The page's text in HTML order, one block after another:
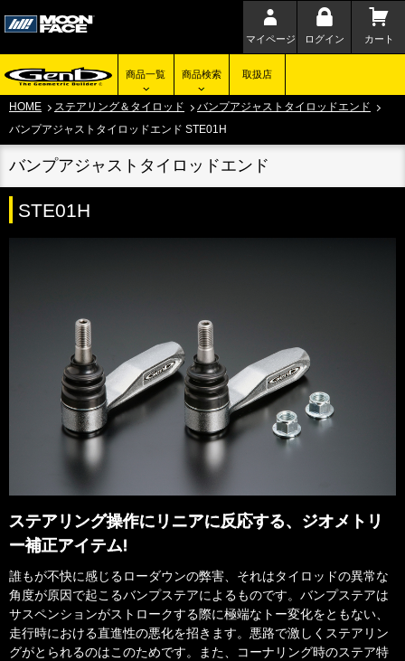
マイページ ログイン カート
商品一覧 商品検索 取扱店
HOME ステアリング＆タイロッド
バンプアジャストタイロッドエンド
バンプアジャストタイロッドエンド STE01H
バンプアジャストタイロッドエンド
STE01H
ステアリング操作にリニアに反応する、ジオメトリ
ー補正アイテム!
誰もが不快に感じるローダウンの弊害、それはタイロッドの異常な
角度が原因で起こるバンプステアによるものです。バンプステアは
サスペンションがストロークする際に極端なトー変化をともない、
走行時における直進性の悪化を招きます。悪路で激しくステアリン
グがとられるのはこのためです。また、コーナリング時のステア特